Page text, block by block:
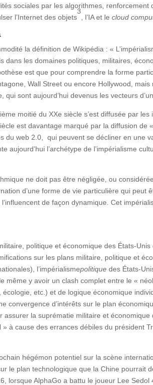
sociales par les algorithmes,
l’Internet des objets
3
, l’IA et lecloud
la définition de Wikipédia : «
dans les domaines politiques, militaires,
est que pour comprendre la forme
Wall Street ou encore Hollywood,
sont aujourd’hui devenus les vecteurs
moitié du XXe siècle s’est diffusée par
est davantage marqué par la diffusion
du web 2.0, qui peuvent se décliner en une
aujourd’hui l’archétype de l’impérialisme
ne doit pas être négligée, ou
d’une forme de vie particulière qui
de façon dynamique. Cet
politique et économique des États-
sur les plans militaire, politique et
l’impérialismepolitique des États-
même y avoir un clash complet entre le «
etc.) et de logique économique
convergence d’intérêts sur le plan
la suprématie militaire et
à cause des errances débiles du président
hégémon potentiel sur la scène
le plan technologique que la Chine
lorsque AlphaGo a battu le joueur Lee